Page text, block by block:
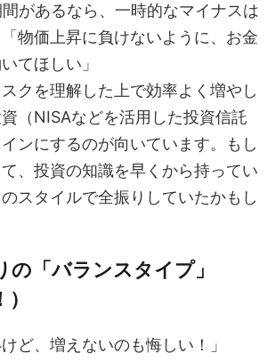
間があるなら、一時的なマイナスは
物価上昇に負けないように、お金
てほしい」
クを理解した上で効率よく増やし
（NISAなどを活用した投資信託
ンにするのが向いています。もし
、投資の知識を早くから持ってい
スタイルで全振りしていたかもし
の「バランスタイプ」
ど、増えないのも悔しい！」